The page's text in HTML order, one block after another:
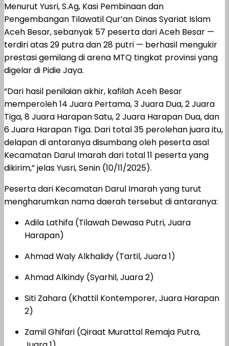
Menurut Yusri, S.Ag, Kasi Pembinaan dan
Pengembangan Tilawatil Qur’an Dinas Syariat Islam
Aceh Besar, sebanyak 57 peserta dari Aceh Besar —
terdiri atas 29 putra dan 28 putri — berhasil mengukir
prestasi gemilang di arena MTQ tingkat provinsi yang
digelar di Pidie Jaya.
“Dari hasil penilaian akhir, kafilah Aceh Besar
memperoleh 14 Juara Pertama, 3 Juara Dua, 2 Juara
Tiga, 8 Juara Harapan Satu, 2 Juara Harapan Dua, dan
6 Juara Harapan Tiga. Dari total 35 perolehan juara itu,
delapan di antaranya disumbang oleh peserta asal
Kecamatan Darul Imarah dari total 11 peserta yang
dikirim,” jelas Yusri, Senin (10/11/2025).
Peserta dari Kecamatan Darul Imarah yang turut
mengharumkan nama daerah tersebut di antaranya:
Adila Lathifa (Tilawah Dewasa Putri, Juara
Harapan)
Ahmad Waly Alkhalidy (Tartil, Juara 1)
Ahmad Alkindy (Syarhil, Juara 2)
Siti Zahara (Khattil Kontemporer, Juara Harapan
2)
Zamil Ghifari (Qiraat Murattal Remaja Putra,